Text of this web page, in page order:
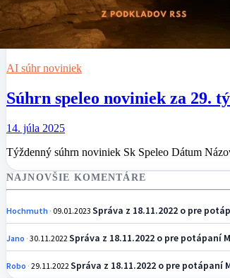
AI súhr noviniek
Súhrn speleo noviniek za 29.
14. júla 2025
Týždenný súhrn noviniek Sk Speleo Dátum
NAJNOVŠIE KOMENTÁRE
Hochmuth 09.01.2023 Správa z 18.11.2022 o pre
Jano 30.11.2022 Správa z 18.11.2022 o pre potápaní
Robo 29.11.2022 Správa z 18.11.2022 o pre potápaní